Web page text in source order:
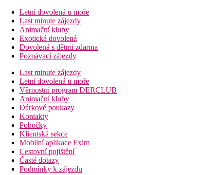
Letní dovolená u moře
Last minute zájezdy
Animační kluby
Exotická dovolená
Dovolená s dětmi zdarma
Poznávací zájezdy
Last minute zájezdy
Letní dovolená u moře
Věrnostní program DERCLUB
Animační kluby
Dárkové poukazy
Kontakty
Pobočky
Klientská sekce
Mobilní aplikace Exim
Cestovní pojištění
Časté dotazy
Podmínky k zájezdu